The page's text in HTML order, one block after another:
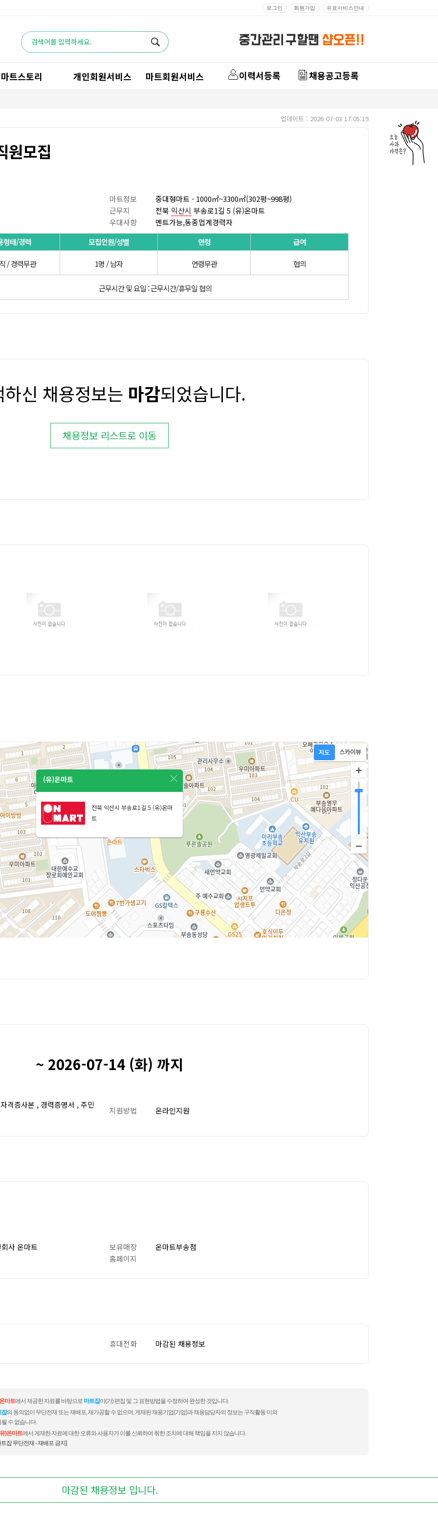
로그인 회원가입 유료서비스안내
마트스토리 개인회원서비스 마트회원서비스 이력서등록 채용공고등록
업데이트 : 2026-07-03 17:05:19
원모집
마트정보
중대형마트 - 1000㎡~3300㎡(302평~998평)
근무지
전북 익산시 부송로1길 5 (유)온마트
우대사항
멘트가능,동종업계경력자
형태/경력
모집인원/성별 연령 급여
/ 경력무관 1명 / 남자 연령무관 협의
근무시간 및 요일 : 근무시간/휴무일 협의
신 채용정보는 마감되었습니다.
채용정보 리스트로 이동
(유)온마트
전북 익산시 부송로1길 5 (유)온마
트
~ 2026-07-14 (화) 까지
격증사본 , 경력증명서 , 주민
지원방법 온라인지원
사 온마트 보유매장
온마트부송점
홈페이지
휴대전화 마감된 채용정보
마트에서 제공한 자료를 바탕으로 마트잡이(가) 편집 및 그 표현방법을 수정하여 완성한 것입니다.
잡의 동의없이 무단전재 또는 재배포, 재가공할 수 없으며, 게재된 채용기업(기업)과 채용담당자의 정보는 구직활동 이외
수 없습니다.
)온마트에서 게재한 자료에 대한 오류와 사용자가 이를 신뢰하여 취한 조치에 대해 책임을 지지 않습니다.
잡 무단전재 - 재배포 금지]
마감된 채용정보 입니다.